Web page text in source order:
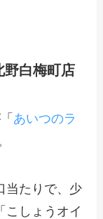
野白梅町店
あいつのラ
当たりで、少
こしょうオイ